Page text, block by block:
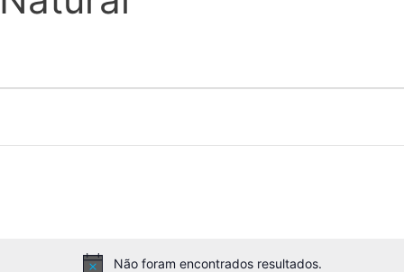
Não foram encontrados resultados.